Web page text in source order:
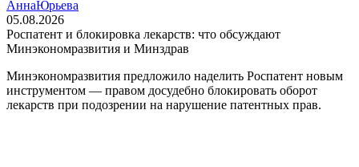
АннаЮрьева
05.08.2026
Роспатент и блокировка лекарств: что обсуждают
Минэкономразвития и Минздрав
Минэкономразвития предложило наделить Роспатент новым
инструментом — правом досудебно блокировать оборот
лекарств при подозрении на нарушение патентных прав.